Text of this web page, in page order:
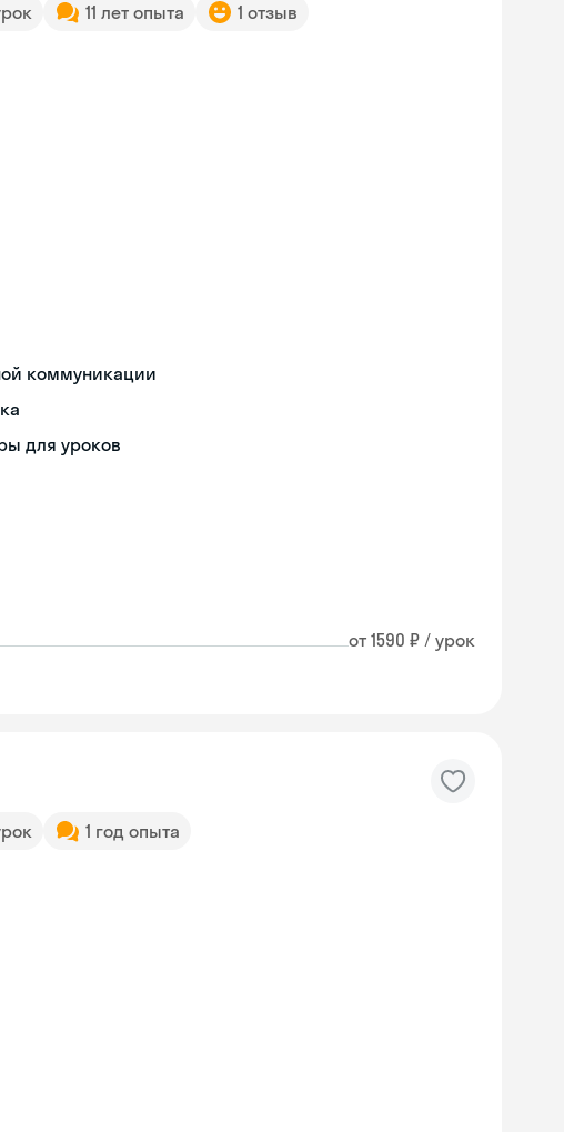
11 лет опыта 1 отзыв
коммуникации
для уроков
от 1590 ₽ / урок
1 год опыта